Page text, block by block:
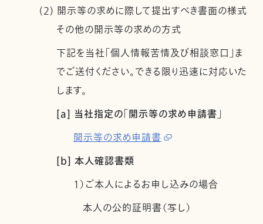
(2) 開示等の求めに際して提出すべき書面の様式
その他の開示等の求めの方式
下記を当社「個人情報苦情及び相談窓口」ま
でご送付ください。できる限り迅速に対応いた
します。
[a] 当社指定の「開示等の求め申請書」
開示等の求め申請書
[b] 本人確認書類
1）ご本人によるお申し込みの場合
本人の公的証明書（写し）